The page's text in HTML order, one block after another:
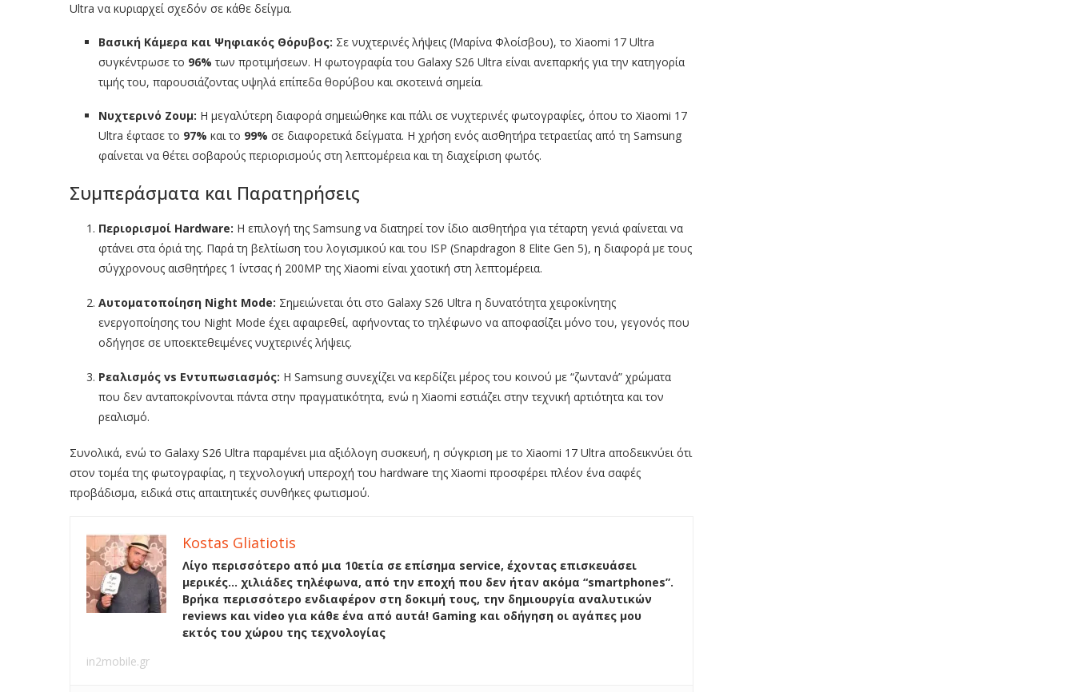
Ultra να κυριαρχεί σχεδόν σε κάθε δείγμα.
Βασική Κάμερα και Ψηφιακός Θόρυβος: Σε νυχτερινές λήψεις (Μαρίνα Φλοίσβου), το Xiaomi 17 Ultra
συγκέντρωσε το 96% των προτιμήσεων. Η φωτογραφία του Galaxy S26 Ultra είναι ανεπαρκής για την κατηγορία
τιμής του, παρουσιάζοντας υψηλά επίπεδα θορύβου και σκοτεινά σημεία.
Νυχτερινό Ζουμ: Η μεγαλύτερη διαφορά σημειώθηκε και πάλι σε νυχτερινές φωτογραφίες, όπου το Xiaomi 17
Ultra έφτασε το 97% και το 99% σε διαφορετικά δείγματα. Η χρήση ενός αισθητήρα τετραετίας από τη Samsung
φαίνεται να θέτει σοβαρούς περιορισμούς στη λεπτομέρεια και τη διαχείριση φωτός.
Συμπεράσματα και Παρατηρήσεις
Περιορισμοί Hardware: Η επιλογή της Samsung να διατηρεί τον ίδιο αισθητήρα για τέταρτη γενιά φαίνεται να
φτάνει στα όριά της. Παρά τη βελτίωση του λογισμικού και του ISP (Snapdragon 8 Elite Gen 5), η διαφορά με τους
σύγχρονους αισθητήρες 1 ίντσας ή 200MP της Xiaomi είναι χαοτική στη λεπτομέρεια.
Αυτοματοποίηση Night Mode: Σημειώνεται ότι στο Galaxy S26 Ultra η δυνατότητα χειροκίνητης
ενεργοποίησης του Night Mode έχει αφαιρεθεί, αφήνοντας το τηλέφωνο να αποφασίζει μόνο του, γεγονός που
οδήγησε σε υποεκτεθειμένες νυχτερινές λήψεις.
Ρεαλισμός vs Εντυπωσιασμός: Η Samsung συνεχίζει να κερδίζει μέρος του κοινού με “ζωντανά” χρώματα
που δεν ανταποκρίνονται πάντα στην πραγματικότητα, ενώ η Xiaomi εστιάζει στην τεχνική αρτιότητα και τον
ρεαλισμό.
Συνολικά, ενώ το Galaxy S26 Ultra παραμένει μια αξιόλογη συσκευή, η σύγκριση με το Xiaomi 17 Ultra αποδεικνύει ότι
στον τομέα της φωτογραφίας, η τεχνολογική υπεροχή του hardware της Xiaomi προσφέρει πλέον ένα σαφές
προβάδισμα, ειδικά στις απαιτητικές συνθήκες φωτισμού.
Kostas Gliatiotis
Λίγο περισσότερο από μια 10ετία σε επίσημα service, έχοντας επισκευάσει
μερικές… χιλιάδες τηλέφωνα, από την εποχή που δεν ήταν ακόμα “smartphones”.
Βρήκα περισσότερο ενδιαφέρον στη δοκιμή τους, την δημιουργία αναλυτικών
reviews και video για κάθε ένα από αυτά! Gaming και οδήγηση οι αγάπες μου
εκτός του χώρου της τεχνολογίας
in2mobile.gr